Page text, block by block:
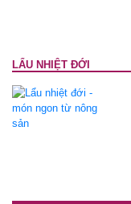
LẨU NHIỆT ĐỚI